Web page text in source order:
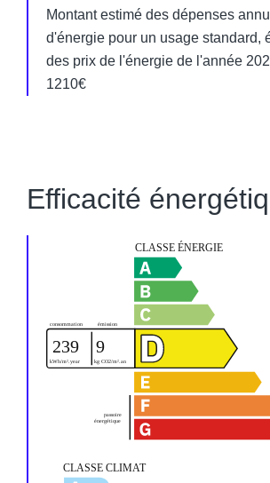
Montant estimé des dépenses
d'énergie pour un usage standard,
des prix de l'énergie de l'année
1210€
Efficacité